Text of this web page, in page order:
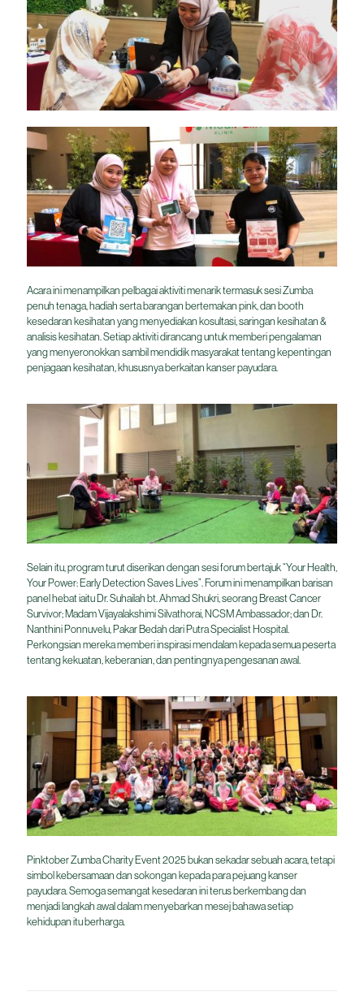
Acara ini menampilkan pelbagai aktiviti menarik termasuk sesi Zumba
penuh tenaga, hadiah serta barangan bertemakan pink, dan booth
kesedaran kesihatan yang menyediakan kosultasi, saringan kesihatan &
analisis kesihatan. Setiap aktiviti dirancang untuk memberi pengalaman
yang menyeronokkan sambil mendidik masyarakat tentang kepentingan
penjagaan kesihatan, khususnya berkaitan kanser payudara.
Selain itu, program turut diserikan dengan sesi forum bertajuk “Your Health,
Your Power: Early Detection Saves Lives”. Forum ini menampilkan barisan
panel hebat iaitu Dr. Suhailah bt. Ahmad Shukri, seorang Breast Cancer
Survivor; Madam Vijayalakshimi Silvathorai, NCSM Ambassador; dan Dr.
Nanthini Ponnuvelu, Pakar Bedah dari Putra Specialist Hospital.
Perkongsian mereka memberi inspirasi mendalam kepada semua peserta
tentang kekuatan, keberanian, dan pentingnya pengesanan awal.
Pinktober Zumba Charity Event 2025 bukan sekadar sebuah acara, tetapi
simbol kebersamaan dan sokongan kepada para pejuang kanser
payudara. Semoga semangat kesedaran ini terus berkembang dan
menjadi langkah awal dalam menyebarkan mesej bahawa setiap
kehidupan itu berharga.